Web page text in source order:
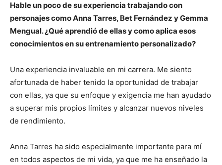
Hable un poco de su experiencia trabajando con
personajes como Anna Tarres, Bet Fernández y Gemma
Mengual. ¿Qué aprendió de ellas y como aplica esos
conocimientos en su entrenamiento personalizado?
Una experiencia invaluable en mi carrera. Me siento
afortunada de haber tenido la oportunidad de trabajar
con ellas, ya que su enfoque y exigencia me han ayudado
a superar mis propios límites y alcanzar nuevos niveles
de rendimiento.
Anna Tarres ha sido especialmente importante para mí
en todos aspectos de mi vida, ya que me ha enseñado la